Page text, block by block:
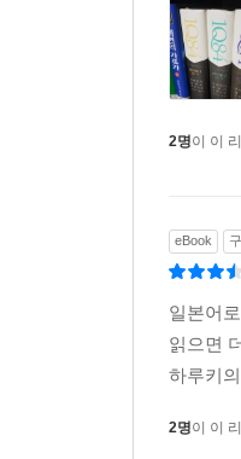
작품은 오
남녀 주인
느낌이다._
이게 진짜다
아, 정말 하
다 읽고 나
2명이 이
eBook
일본어
읽으면
하루키
2명이 이